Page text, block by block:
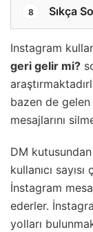
8 Sıkça
Instagram
geri gelir mi?
bazen de
mesajlarını
DM
kullanıcı
İnstagram
ederler.
yolları